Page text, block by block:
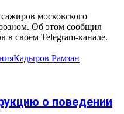
московского
Об этом сообщил
в своем Telegram-канале.
Кадыров Рамзан
о поведении